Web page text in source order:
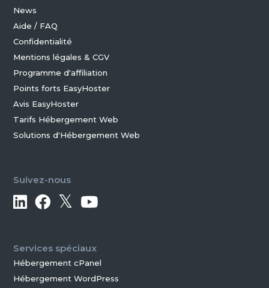
News
Aide / FAQ
Confidentialité
Mentions légales & CGV
Programme d'affiliation
Points forts EasyHoster
Avis EasyHoster
Tarifs Hébergement Web
Solutions d'Hébergement Web
Suivez-nous
𝕏
Services spéciaux
Hébergement cPanel
Hébergement WordPress